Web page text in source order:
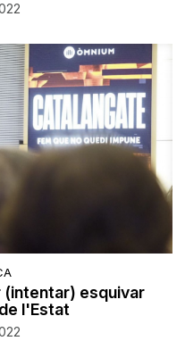
esquivar
l'Estat